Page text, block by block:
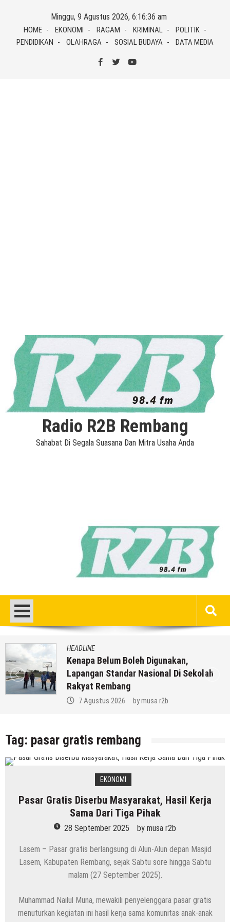
content
Minggu, 9 Agustus 2026, 6:16:36 am
HOME EKONOMI RAGAM KRIMINAL
POLITIK
PENDIDIKAN
OLAHRAGA SOSIAL BUDAYA DATA MEDIA
Radio R2B Rembang
Sahabat Di Segala Suasana Dan Mitra Usaha Anda
HEADLINE
Kenapa Belum Boleh Digunakan,
Lapangan Standar Nasional Di Sekolah
Rakyat Rembang
7 Agustus 2026 bymusa r2b
Tag: pasar gratis rembang
EKONOMI
Pasar Gratis Diserbu Masyarakat, Hasil Kerja
Sama Dari Tiga Pihak
28 September 2025 by musa r2b
Lasem – Pasar gratis berlangsung di Alun-Alun depan Masjid
Lasem, Kabupaten Rembang, sejak Sabtu sore hingga Sabtu
malam (27 September 2025).
Muhammad Nailul Muna, mewakili penyelenggara pasar gratis
menuturkan kegiatan ini hasil kerja sama komunitas anak-anak